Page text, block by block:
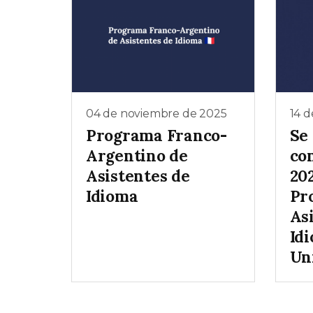
04 de noviembre de 2025
Programa Franco-
Argentino de
Asistentes de
Idioma
14